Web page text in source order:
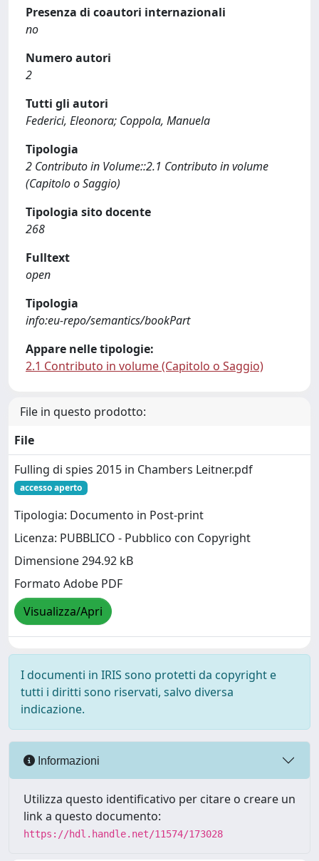
Presenza di coautori internazionali
no
Numero autori
2
Tutti gli autori
Federici, Eleonora; Coppola, Manuela
Tipologia
2 Contributo in Volume::2.1 Contributo in volume
(Capitolo o Saggio)
Tipologia sito docente
268
Fulltext
open
Tipologia
info:eu-repo/semantics/bookPart
Appare nelle tipologie:
2.1 Contributo in volume (Capitolo o Saggio)
File in questo prodotto:
File
Fulling di spies 2015 in Chambers Leitner.pdf
accesso aperto
Tipologia: Documento in Post-print
Licenza: PUBBLICO - Pubblico con Copyright
Dimensione 294.92 kB
Formato Adobe PDF
Visualizza/Apri
I documenti in IRIS sono protetti da copyright e
tutti i diritti sono riservati, salvo diversa
indicazione.
Informazioni
Utilizza questo identificativo per citare o creare un
link a questo documento:
https://hdl.handle.net/11574/173028